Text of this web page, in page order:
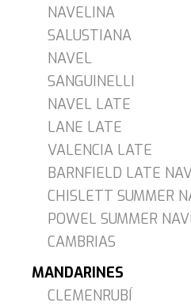
NAVELINA
SALUSTIANA
NAVEL
SANGUINELLI
NAVEL LATE
LANE LATE
VALENCIA LATE
BARNFIELD LATE
CHISLETT SUMMER
POWEL SUMMER
CAMBRIAS
MANDARINES
CLEMENRUBÍ